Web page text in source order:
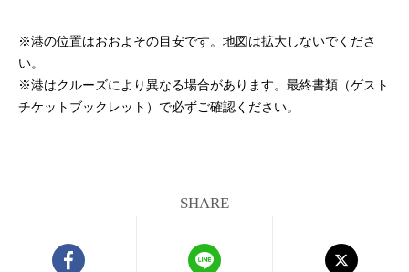
※港の位置はおおよその目安です。地図は拡大しないでくださ
い。
※港はクルーズにより異なる場合があります。最終書類（ゲスト
チケットブックレット）で必ずご確認ください。
SHARE